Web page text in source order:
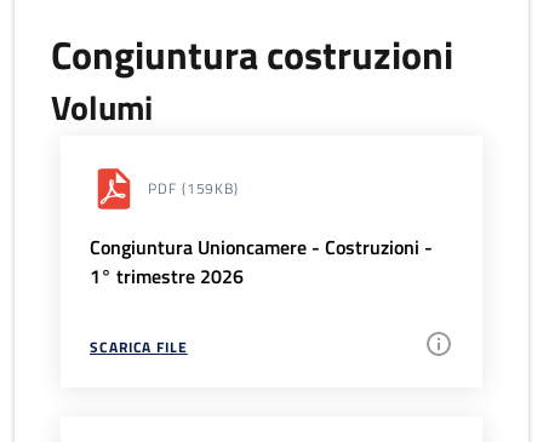
Congiuntura costruzioni
Volumi
PDF (159KB)
Congiuntura Unioncamere - Costruzioni -
1° trimestre 2026
SCARICA FILE